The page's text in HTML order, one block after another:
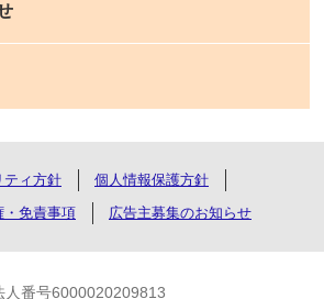
ティ方針
個人情報保護方針
・免責事項
広告主募集のお知らせ
人番号6000020209813